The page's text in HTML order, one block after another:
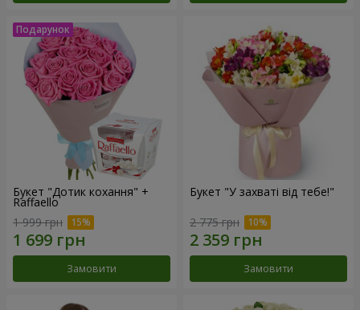
Букет "Дотик кохання" +
Raffaello
1 999 грн
Замовити
Букет "У захваті від тебе!"
2 775 грн
Замовити